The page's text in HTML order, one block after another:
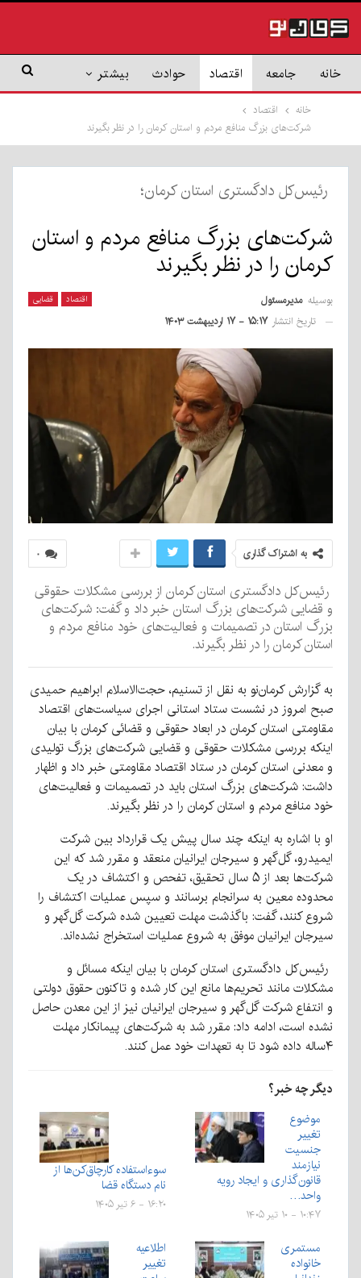
خانه جامعه اقتصاد حوادث بیشتر
خانه
اقتصاد
شرکت‌های بزرگ منافع مردم و استان کرمان را در نظر بگیرند
رئیس‌کل دادگستری استان کرمان؛
شرکت‌های بزرگ منافع مردم و استان
کرمان را در نظر بگیرند
اقتصاد قضایی بوسیله مدیرمسئول
تاریخ انتشار ۱۵:۱۷ - ۱۷ اردیبهشت ۱۴۰۳
۰ به اشتراک گذاری
رئیس‌کل دادگستری استان کرمان از بررسی مشکلات حقوقی
و قضایی شرکت‌های بزرگ استان خبر داد و گفت: شرکت‌های
بزرگ استان در تصمیمات و فعالیت‌های خود منافع مردم و
استان کرمان را در نظر بگیرند.
به گزارش کرمان‌نو به نقل از تسنیم، حجت‌الاسلام ابراهیم حمیدی
صبح امروز در نشست ستاد استانی اجرای سیاست‌های اقتصاد
مقاومتی استان کرمان در ابعاد حقوقی و قضائی کرمان با بیان
اینکه بررسی مشکلات حقوقی و قضایی شرکت‌های بزرگ تولیدی
و معدنی استان کرمان در ستاد اقتصاد مقاومتی خبر داد و اظهار
داشت: شرکت‌های بزرگ استان باید در تصمیمات و فعالیت‌های
خود منافع مردم و استان کرمان را در نظر بگیرند.
او با اشاره به اینکه چند سال پیش یک قرارداد بین شرکت
ایمیدرو، گل‌گهر و سیرجان ایرانیان منعقد و مقرر شد که این
شرکت‌ها بعد از ۵ سال تحقیق، تفحص و اکتشاف در یک
محدوده معین به سرانجام برسانند و سپس عملیات اکتشاف را
شروع کنند، گفت: باگذشت مهلت تعیین شده شرکت گل‌گهر و
سیرجان ایرانیان موفق به شروع عملیات استخراج نشده‌اند.
رئیس‌کل دادگستری استان کرمان با بیان اینکه مسائل و
مشکلات مانند تحریم‌ها مانع این کار شده و تاکنون حقوق دولتی
و انتفاع شرکت گل‌گهر و سیرجان ایرانیان نیز از این معدن حاصل
نشده است، ادامه داد: مقرر شد به شرکت‌های پیمانکار مهلت
۴ساله داده شود تا به تعهدات خود عمل کنند.
دیگر چه خبر؟
موضوع
تغییر
جنسیت
نیازمند
قانون‌گذاری و ایجاد رویه
واحد…
۱۰:۴۷ - ۱۰ تیر ۱۴۰۵
سوءاستفاده کارچاق‌کن‌ها از
نام دستگاه قضا
۱۶:۲۰ - ۶ تیر ۱۴۰۵
مستمری
خانواده
اطلاعیه
تغییر